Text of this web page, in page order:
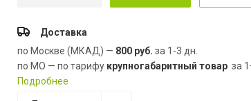
Доставка
по Москве (МКАД) — 800 руб. за 1-3 дн.
по МО — по тарифу крупногабаритный товар за
Подробнее